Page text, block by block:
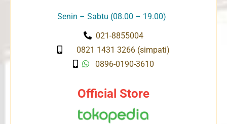
Senin – Sabtu (08.00 – 19.00)
021-8855004
0821 1431 3266 (simpati)
0896-0190-3610
Official Store